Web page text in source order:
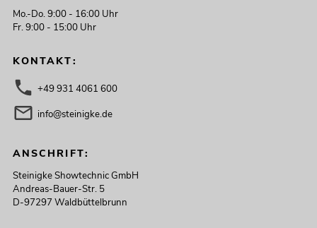
Mo.-Do. 9:00 - 16:00 Uhr
Fr. 9:00 - 15:00 Uhr
KONTAKT:
+49 931 4061 600
info@steinigke.de
ANSCHRIFT:
Steinigke Showtechnic GmbH
Andreas-Bauer-Str. 5
D-97297 Waldbüttelbrunn